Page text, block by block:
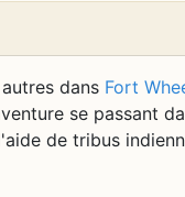
dans Fort
se passant
de tribus